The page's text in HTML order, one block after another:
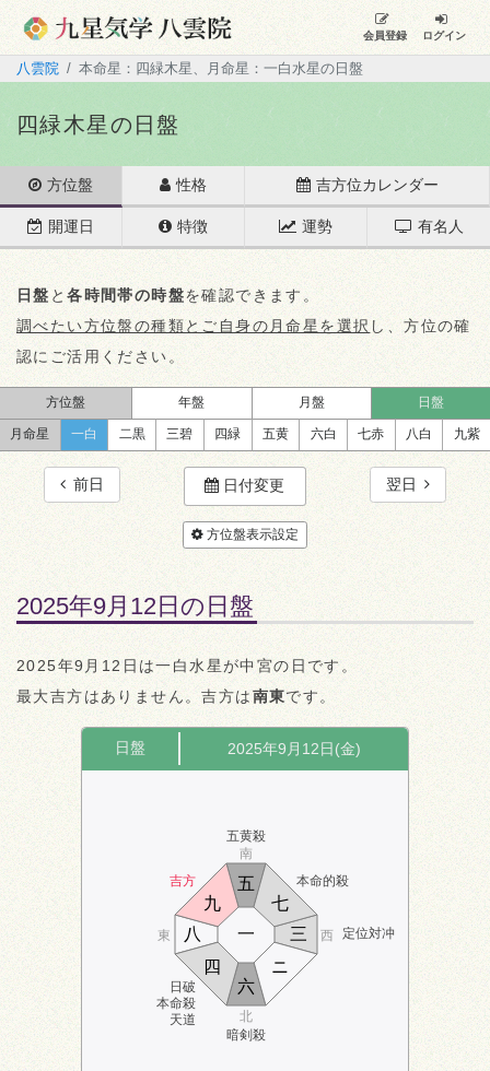
会員登録 ログイン
八雲院 本命星：四緑木星、月命星：一白水星の日盤
四緑木星の日盤
方位盤 性格 吉方位カレンダー
開運日 特徴 運勢 有名人
日盤 と各時間帯の時盤を確認できます。
調べたい方位盤の種類とご自身の月命星を選択 し、方位の確
認にご活用ください。
方位盤 年盤 月盤 日盤
月命星 一白 二黒 三碧 四緑 五黄 六白 七赤 八白 九紫
前日 日付変更 翌日
方位盤表示設定
2025年9月12日の日盤
2025年9月12日は一白水星が中宮の日です。
最大吉方はありません。吉方は南東です。
日盤 2025年9月12日(金)
吉方
五黄殺
本命的殺
定位対冲
日破
本命殺
天道
暗剣殺
南
北
東 西
六
七
八
九
一
ニ
三
四
五